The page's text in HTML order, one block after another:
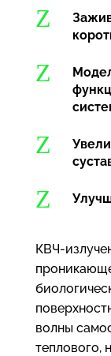
Z
Z
Z
Z
КВЧ-
волны
теплового,